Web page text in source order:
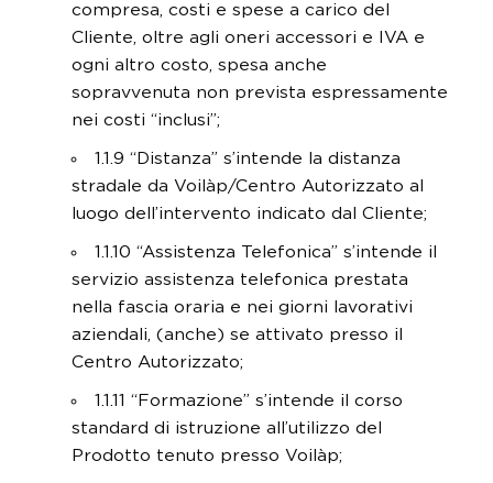
compresa, costi e spese a carico del
Cliente, oltre agli oneri accessori e IVA e
ogni altro costo, spesa anche
sopravvenuta non prevista espressamente
nei costi “inclusi”;
1.1.9 “Distanza” s’intende la distanza
stradale da Voilàp/Centro Autorizzato al
luogo dell’intervento indicato dal Cliente;
1.1.10 “Assistenza Telefonica” s’intende il
servizio assistenza telefonica prestata
nella fascia oraria e nei giorni lavorativi
aziendali, (anche) se attivato presso il
Centro Autorizzato;
1.1.11 “Formazione” s’intende il corso
standard di istruzione all’utilizzo del
Prodotto tenuto presso Voilàp;